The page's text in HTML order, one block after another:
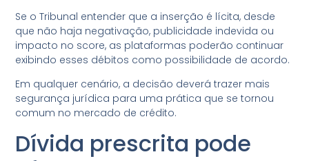
Se o Tribunal entender que a inserção é lícita, desde
que não haja negativação, publicidade indevida ou
impacto no score, as plataformas poderão continuar
exibindo esses débitos como possibilidade de acordo.
Em qualquer cenário, a decisão deverá trazer mais
segurança jurídica para uma prática que se tornou
comum no mercado de crédito.
Dívida prescrita pode